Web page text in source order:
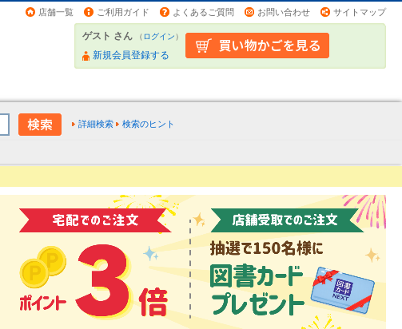
店舗一覧 ご利用ガイド よくあるご質問 お問い合わせ サイトマップ
ゲスト さん （ログイン）
新規会員登録する
詳細検索 検索のヒント